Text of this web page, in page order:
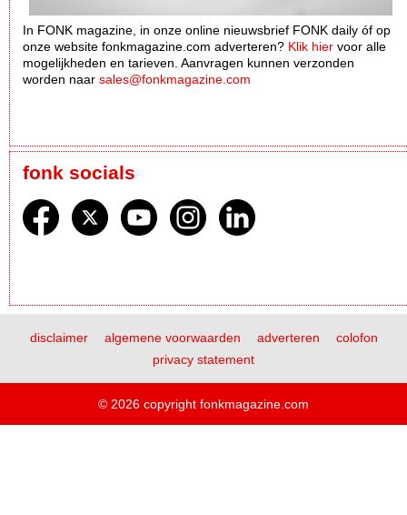
In FONK magazine, in onze online nieuwsbrief FONK daily óf op
onze website fonkmagazine.com adverteren? Klik hier voor alle
mogelijkheden en tarieven. Aanvragen kunnen verzonden
worden naar sales@fonkmagazine.com
fonk socials
disclaimer algemene voorwaarden adverteren
colofon
privacy statement
© 2026 copyright fonkmagazine.com